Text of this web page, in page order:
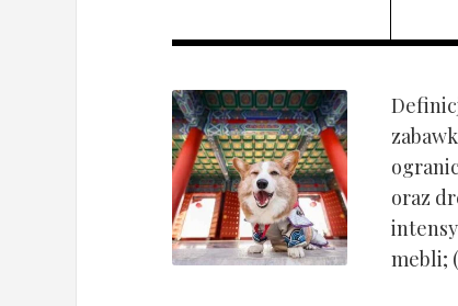
oraz
mebli;